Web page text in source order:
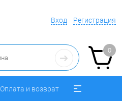
Вход Регистрация
0
Оплата и возврат